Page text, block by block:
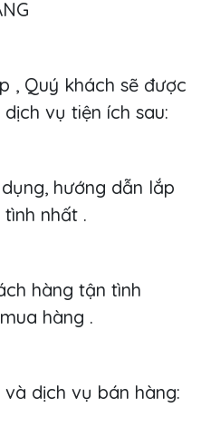
, Quý khách sẽ được
vụ tiện ích sau:
hướng dẫn lắp
nhất .
hàng tận tình
hàng .
dịch vụ bán hàng: